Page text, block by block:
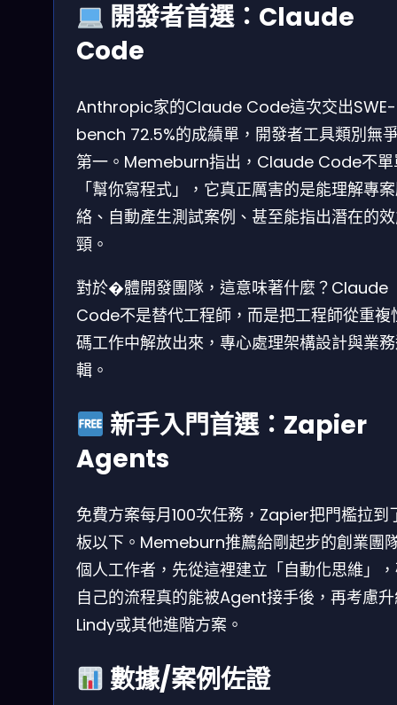
開發者首選：Claude
Code
Anthropic家的Claude Code這次交出SWE-
bench 72.5%的成績單，開發者工具類別無
第一。Memeburn指出，Claude Code不單
「幫你寫程式」，它真正厲害的是能理解專
絡、自動產生測試案例、甚至能指出潛在的
頸。
對於�體開發團隊，這意味著什麼？Claude
Code不是替代工程師，而是把工程師從重複
碼工作中解放出來，專心處理架構設計與業
輯。
新手入門首選：Zapier
Agents
免費方案每月100次任務，Zapier把門檻拉到
板以下。Memeburn推薦給剛起步的創業團
個人工作者，先從這裡建立「自動化思維」
自己的流程真的能被Agent接手後，再考慮
Lindy或其他進階方案。
數據/案例佐證